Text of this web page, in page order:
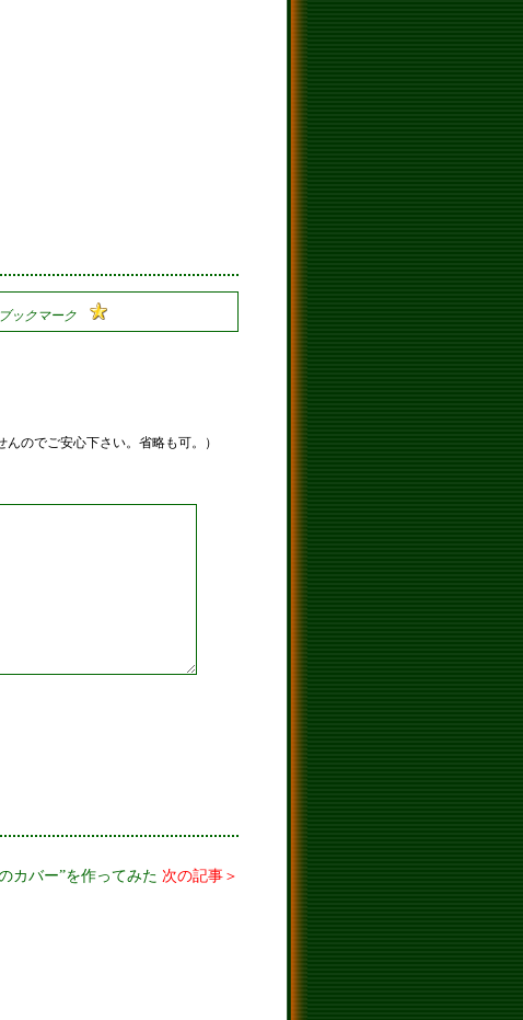
のでご安心下さい。省略も可。）
カバー”を作ってみた 次の記事＞